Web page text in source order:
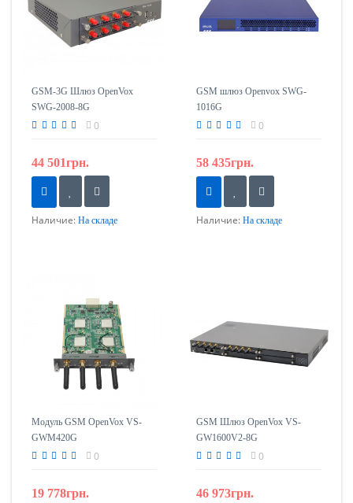
GSM-3G Шлюз OpenVox
SWG-2008-8G
0
44 501грн.
Наличие: На складе
GSM шлюз Openvox SWG-
1016G
0
58 435грн.
Наличие: На складе
Модуль GSM OpenVox VS-
GWM420G
0
19 778грн.
GSM Шлюз OpenVox VS-
GW1600V2-8G
0
46 973грн.